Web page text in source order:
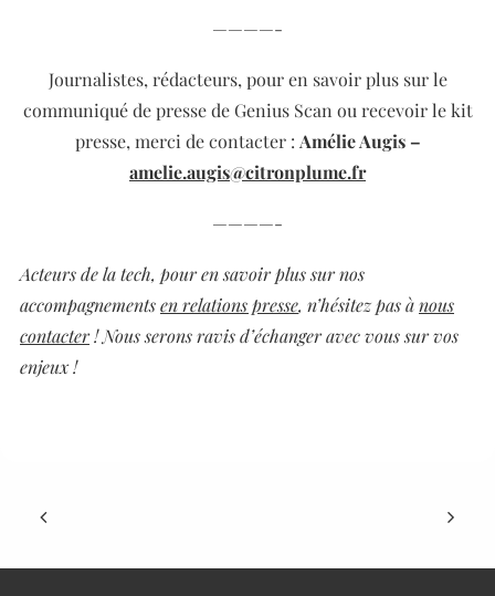
————-
Journalistes, rédacteurs, pour en savoir plus sur le
communiqué de presse de Genius Scan ou recevoir le kit
presse, merci de contacter : Amélie Augis –
amelie.augis@citronplume.fr
————-
Acteurs de la tech, pour en savoir plus sur nos
accompagnementsen relations presse, n’hésitez pas ànous
contacter! Nous serons ravis d’échanger avec vous sur vos
enjeux !